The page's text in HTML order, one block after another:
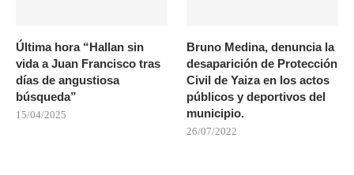
Última hora “Hallan sin
vida a Juan Francisco tras
días de angustiosa
búsqueda”
15/04/2025
Bruno Medina, denuncia la
desaparición de Protección
Civil de Yaiza en los actos
públicos y deportivos del
municipio.
26/07/2022